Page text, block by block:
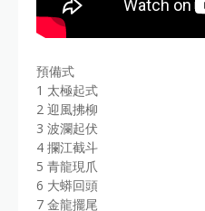
預備式
1 太極起式
2 迎風拂柳
3 波瀾起伏
4 攔江截斗
5 青龍現爪
6 大蟒回頭
7 金龍擺尾